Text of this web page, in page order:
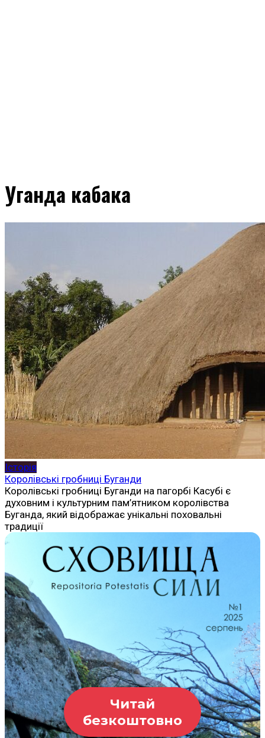
Уганда кабака
Історія
Королівські гробниці Буганди
Королівські гробниці Буганди на пагорбі Касубі є
духовним і культурним пам’ятником королівства
Буганда, який відображає унікальні поховальні
традиції
Читай
безкоштовно